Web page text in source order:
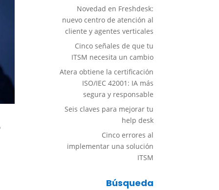
Novedad en Freshdesk:
nuevo centro de atención al
cliente y agentes verticales
Cinco señales de que tu
ITSM necesita un cambio
Atera obtiene la certificación
ISO/IEC 42001: IA más
segura y responsable
Seis claves para mejorar tu
help desk
Cinco errores al
implementar una solución
ITSM
Búsqueda